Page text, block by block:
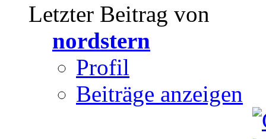
Letzter Beitrag von
nordstern
Profil
Beiträge anzeigen